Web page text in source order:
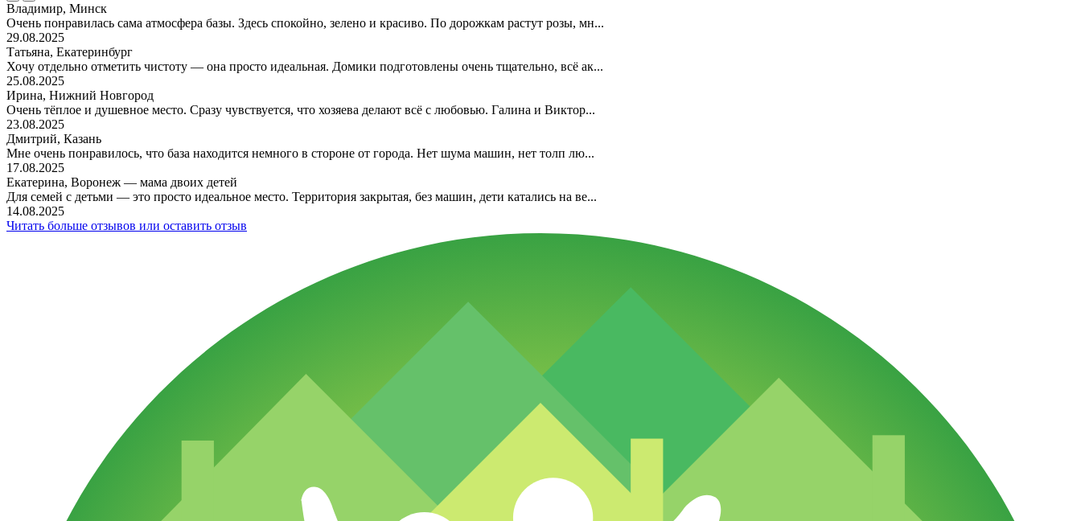
Владимир, Минск
Очень понравилась сама атмосфера базы. Здесь спокойно, зелено и красиво. По дорожкам растут розы, мн...
29.08.2025
Татьяна, Екатеринбург
Хочу отдельно отметить чистоту — она просто идеальная. Домики подготовлены очень тщательно, всё ак...
25.08.2025
Ирина, Нижний Новгород
Очень тёплое и душевное место. Сразу чувствуется, что хозяева делают всё с любовью. Галина и Виктор...
23.08.2025
Дмитрий, Казань
Мне очень понравилось, что база находится немного в стороне от города. Нет шума машин, нет толп лю...
17.08.2025
Екатерина, Воронеж — мама двоих детей
Для семей с детьми — это просто идеальное место. Территория закрытая, без машин, дети катались на ве...
14.08.2025
Читать больше отзывов или оставить отзыв